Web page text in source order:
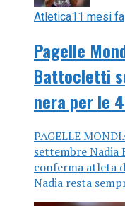
Atletica11 mesi fa
Pagelle
Battocletti
nera per le
PAGELLE
settembre
conferma atleta
Nadia resta